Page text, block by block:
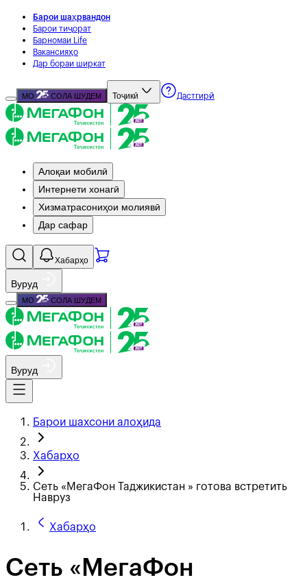
Барои шаҳрвандон
Барои тиҷорат
Барномаи Life
Вакансияҳо
Дар бораи ширкат
МО СОЛА ШУДЕМ Тоҷикӣ Дастгирӣ
Алоқаи мобилӣ
Интернети хонагӣ
Хизматрасониҳои молиявӣ
Дар сафар
Хабарҳо
Вуруд
МО СОЛА ШУДЕМ
Вуруд
Барои шахсони алоҳида
Хабарҳо
Сеть «МегаФон Таджикистан » готова встретить
Навруз
Хабарҳо
Сеть «МегаФон